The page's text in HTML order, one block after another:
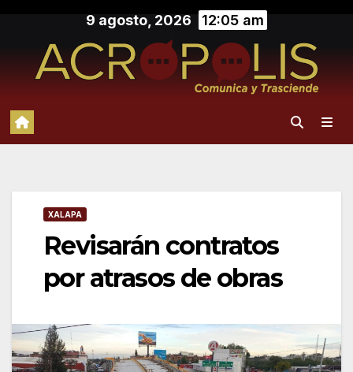
contenido
9 agosto, 2026 12:05 am
XALAPA
Revisarán contratos
por atrasos de obras